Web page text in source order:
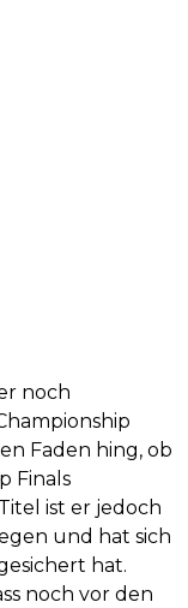
noch
Faden hing, ob
Finals
ist er jedoch
und hat sich
hat.
noch vor den